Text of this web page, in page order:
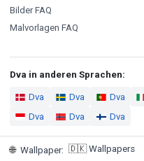
Bilder FAQ
Malvorlagen FAQ
Dva in anderen Sprachen:
Dva Dva Dva
Dva
Dva Dva
🌐 Wallpaper: 🇩🇰 Wallpapers